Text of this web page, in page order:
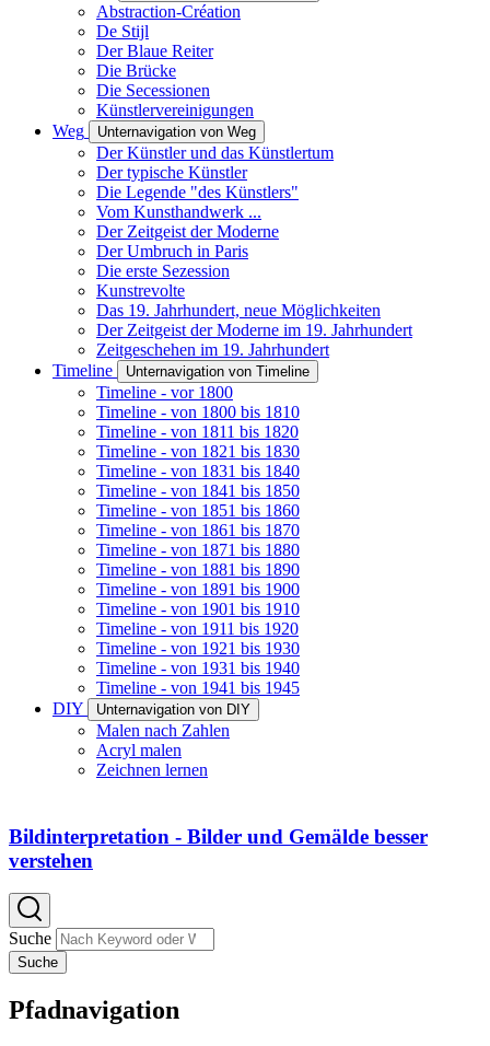
Abstraction-Création
De Stijl
Der Blaue Reiter
Die Brücke
Die Secessionen
Künstlervereinigungen
Weg
Unternavigation von Weg
Der Künstler und das Künstlertum
Der typische Künstler
Die Legende "des Künstlers"
Vom Kunsthandwerk ...
Der Zeitgeist der Moderne
Der Umbruch in Paris
Die erste Sezession
Kunstrevolte
Das 19. Jahrhundert, neue Möglichkeiten
Der Zeitgeist der Moderne im 19. Jahrhundert
Zeitgeschehen im 19. Jahrhundert
Timeline
Unternavigation von Timeline
Timeline - vor 1800
Timeline - von 1800 bis 1810
Timeline - von 1811 bis 1820
Timeline - von 1821 bis 1830
Timeline - von 1831 bis 1840
Timeline - von 1841 bis 1850
Timeline - von 1851 bis 1860
Timeline - von 1861 bis 1870
Timeline - von 1871 bis 1880
Timeline - von 1881 bis 1890
Timeline - von 1891 bis 1900
Timeline - von 1901 bis 1910
Timeline - von 1911 bis 1920
Timeline - von 1921 bis 1930
Timeline - von 1931 bis 1940
Timeline - von 1941 bis 1945
DIY
Unternavigation von DIY
Malen nach Zahlen
Acryl malen
Zeichnen lernen
Bildinterpretation - Bilder und Gemälde besser
verstehen
Suche
Suche
Pfadnavigation